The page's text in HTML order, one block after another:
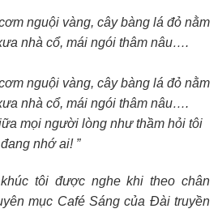
nguội vàng, cây bàng lá đỏ nằm
nhà cổ, mái ngói thâm nâu….
nguội vàng, cây bàng lá đỏ nằm
nhà cổ, mái ngói thâm nâu….
mọi người lòng như thầm hỏi tôi
đang nhớ ai! ”
tôi được nghe khi theo chân
mục Café Sáng của Đài truyền